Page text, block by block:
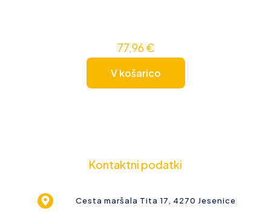
77,96€
V košarico
Kontaktni podatki
Cesta maršala Tita 17, 4270 Jesenice